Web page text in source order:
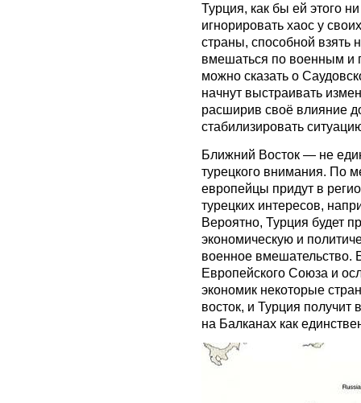
Турция, как бы ей этого
игнорировать хаос у
страны, способной взять
вмешаться по военным и
можно сказать о
начнут выстраивать
расширив своё влияние
стабилизировать
Ближний Восток — не
турецкого внимания. По
европейцы придут в
турецких интересов,
Вероятно, Турция будет
экономическую и
военное вмешательство.
Европейского Союза и
экономик некоторые
восток, и Турция получит
на Балканах как